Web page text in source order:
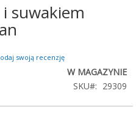
suwakiem
swoją recenzję
W MAGAZYNIE
SKU
29309